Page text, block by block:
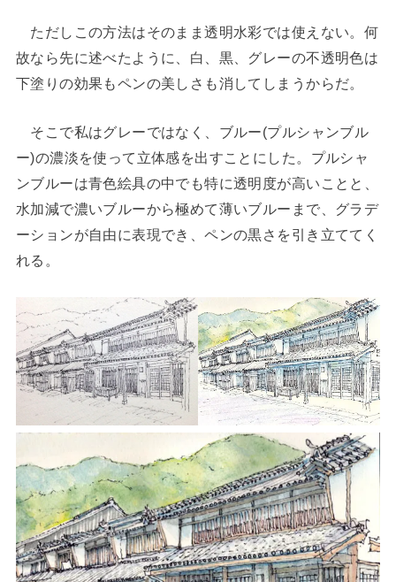
ただしこの方法はそのまま透明水彩では使えない。何
故なら先に述べたように、白、黒、グレーの不透明色は
下塗りの効果もペンの美しさも消してしまうからだ。
そこで私はグレーではなく、ブルー(プルシャンブル
ー)の濃淡を使って立体感を出すことにした。プルシャ
ンブルーは青色絵具の中でも特に透明度が高いことと、
水加減で濃いブルーから極めて薄いブルーまで、グラデ
ーションが自由に表現でき、ペンの黒さを引き立ててく
れる。